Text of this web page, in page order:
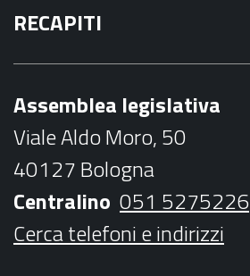
c
e
k
i
t
t
a
m
t
b
e
l
RECAPITI
Assemblea legislativa
Viale Aldo Moro, 50
40127 Bologna
Centralino 051 5275226
Cerca telefoni e indirizzi